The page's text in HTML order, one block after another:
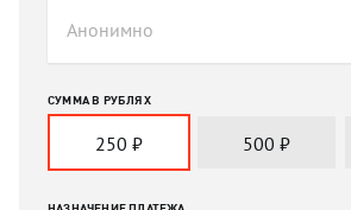
СУММА В РУБЛЯХ
250 ₽ 500 ₽